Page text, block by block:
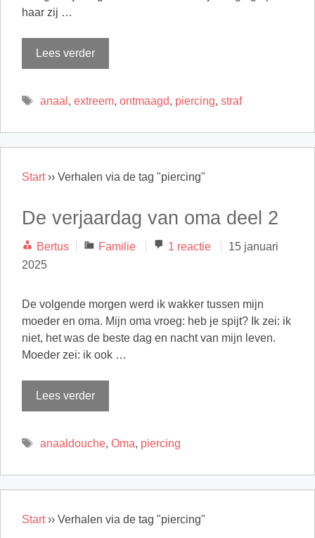
haar zij …
Lees verder
Tags
anaal , extreem, ontmaagd, piercing, straf
Start›› Verhalen via de tag "piercing"
De verjaardag van oma deel 2
Bertus Categorieën
Familie 1 reactie
15 januari
2025
De volgende morgen werd ik wakker tussen mijn
moeder en oma. Mijn oma vroeg: heb je spijt? Ik zei: ik
niet, het was de beste dag en nacht van mijn leven.
Moeder zei: ik ook …
Lees verder
Tags
anaaldouche, Oma, piercing
Start›› Verhalen via de tag "piercing"